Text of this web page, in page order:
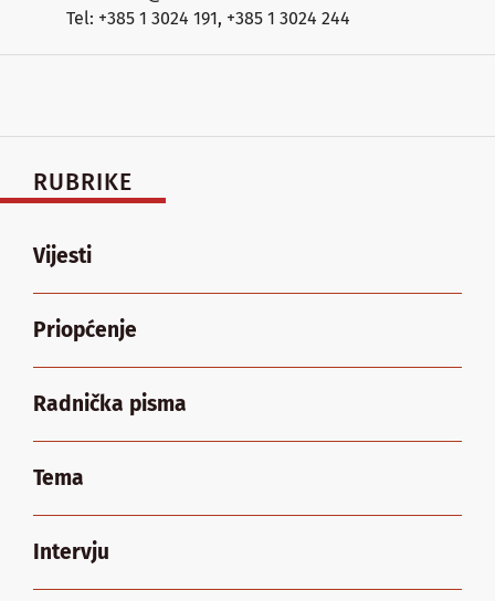
Tel: +385 1 3024 191, +385 1 3024 244
RUBRIKE
Vijesti
Priopćenje
Radnička pisma
Tema
Intervju